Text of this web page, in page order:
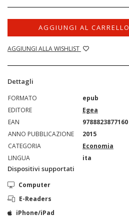
AGGIUNGI AL CARRELLO
AGGIUNGI ALLA WISHLIST
Dettagli
FORMATO
epub
EDITORE
Egea
EAN
9788823877160
ANNO PUBBLICAZIONE
2015
CATEGORIA
Economia
LINGUA
ita
Dispositivi supportati
Computer
E-Readers
iPhone/iPad